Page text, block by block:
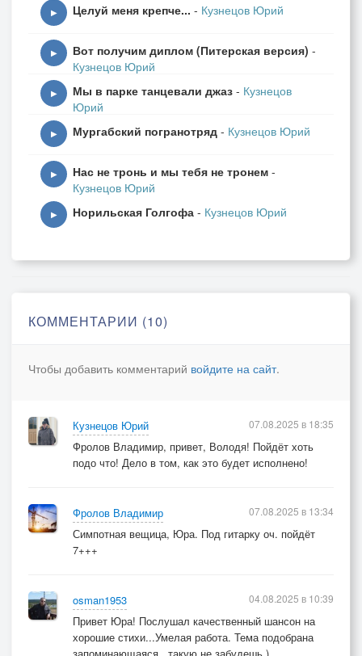
Жажда сушит рот и душа болит.
Кто возжёг огонь среди тьмы невзгод.
Был велик соблазн повернуть назад,
Где покой и сон лил тенистый сад.
Только всё сильней с каждым новым днём
И однажды луч осветил мой взор,
И взвилась душа в голубой простор,
И полоской света вспыхнула заря.
Между тьмой и светом, между "да" и "нет"
На вопрос колючий я нашёл ответ:
Тот, кто не сдаётся, обретает свет!
Источник: https://poembook.ru/poem/3291965
▶ Целуй меня крепче... - Кузнецов Юрий
▶ Вот получим диплом (Питерская версия) -
Кузнецов Юрий
▶ Мы в парке танцевали джаз - Кузнецов
Юрий
▶ Мургабский погранотряд - Кузнецов Юрий
▶ Нас не тронь и мы тебя не тронем -
Кузнецов Юрий
▶ Норильская Голгофа - Кузнецов Юрий
КОММЕНТАРИИ (10)
Чтобы добавить комментарий войдите на сайт.
Кузнецов Юрий
Фролов Владимир, привет, Володя! Пойдёт хоть
подо что! Дело в том, как это будет исполнено!
07.08.2025 в 18:35
Фролов Владимир
Симпотная вещица, Юра. Под гитарку оч. пойдёт
7+++
07.08.2025 в 13:34
osman1953
Привет Юра! Послушал качественный шансон на
хорошие стихи...Умелая работа. Тема подобрана
04.08.2025 в 10:39